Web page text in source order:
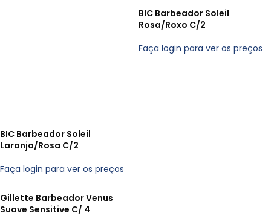
BIC Barbeador Soleil
Laranja/Rosa C/2
Faça login para ver os preços
BIC Barbeador Soleil
Rosa/Roxo C/2
Faça login para ver os preços
Gillette Barbeador Venus
Suave Sensitive C/ 4